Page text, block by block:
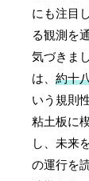
にも注目
る観測を
気づきま
は、約十
いう規則
粘土板に
し、未来
の運行を